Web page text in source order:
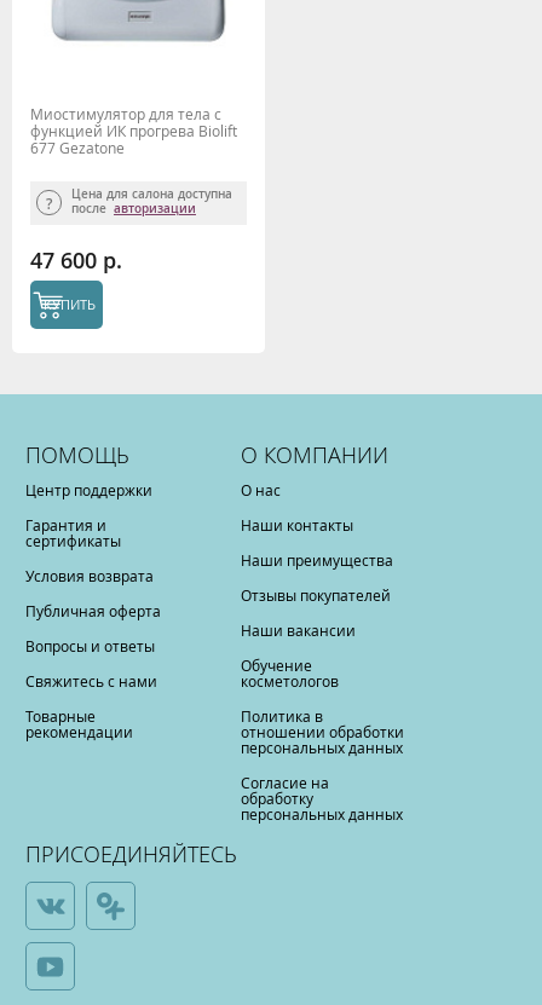
Миостимулятор для тела с
функцией ИК прогрева Biolift
677 Gezatone
Цена для салона доступна
после авторизации
47 600 р.
КУПИТЬ
ПОМОЩЬ
Центр поддержки
Гарантия и
сертификаты
Условия возврата
Публичная оферта
Вопросы и ответы
Свяжитесь с нами
Товарные
рекомендации
О КОМПАНИИ
О нас
Наши контакты
Наши преимущества
Отзывы покупателей
Наши вакансии
Обучение
косметологов
Политика в
отношении обработки
персональных данных
Согласие на
обработку
персональных данных
ПРИСОЕДИНЯЙТЕСЬ